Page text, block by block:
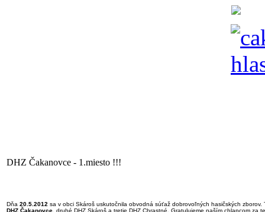
DHZ Čakanovce - 1.miesto !!!
Dňa 20.5.2012 sa v obci Skároš uskutočnila obvodná súťaž dobrovoľných hasičských
DHZ Čakanovce , druhé DHZ Skároš a tretie DHZ Chrastné. Gratulujeme naším chlapcom za